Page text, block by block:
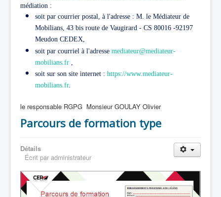
médiation :
soit par courrier postal, à l'adresse : M. le Médiateur de
Mobilians, 43 bis route de Vaugirard - CS 80016 -92197
Meudon CEDEX,
soit par courriel à l'adresse mediateur@mediateur-
mobilians.fr ,
soit sur son site internet : https://www.mediateur-
mobilians.fr.
le responsable RGPG Monsieur GOULAY Olivier
Parcours de formation type
Détails
Écrit par administrateur